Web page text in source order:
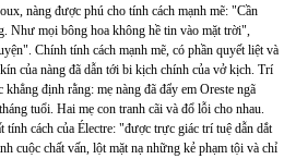
nàng được phú cho tính cách mạnh mẽ: "Cần
Như mọi bông hoa không hề tin vào mặt trời",
Chính tính cách mạnh mẽ, có phần quyết liệt và
của nàng đã dẫn tới bi kịch chính của vở kịch. Trí
định rằng: mẹ nàng đã đẩy em Oreste ngã
tuổi. Hai mẹ con tranh cãi và đổ lỗi cho nhau.
tính cách của Électre: "được trực giác trí tuệ dẫn dắt
cuộc chất vấn, lột mặt nạ những kẻ phạm tội và chỉ